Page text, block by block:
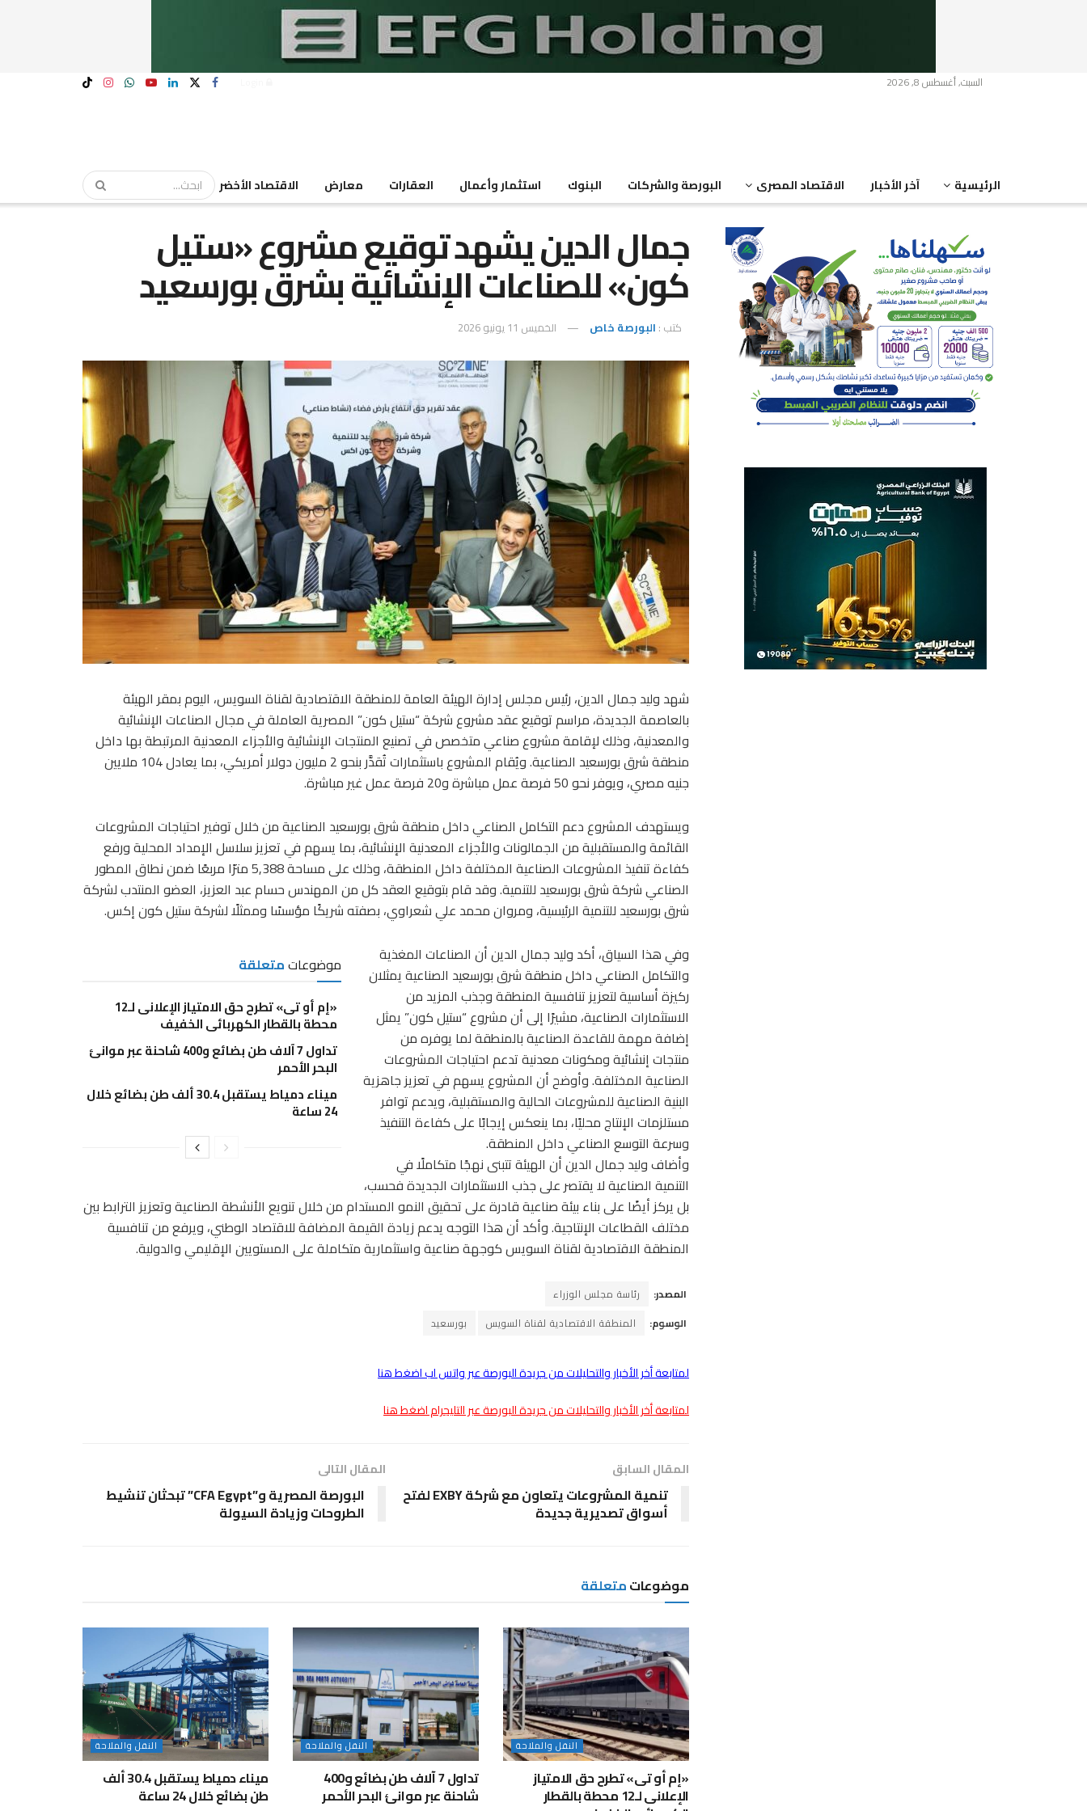
السبت, أغسطس 8, 2026
الرئيسية آخر الأخبار الاقتصاد المصرى البورصة والشركات البنوك استثمار وأعمال العقارات معارض الاقتصاد الأخضر
جمال الدين يشهد توقيع مشروع «ستيل
كون» للصناعات الإنشائية بشرق بورسعيد
كتب : البورصة خاص الخميس 11 يونيو 2026
شهد وليد جمال الدين، رئيس مجلس إدارة الهيئة العامة للمنطقة الاقتصادية لقناة السويس، اليوم بمقر الهيئة
بالعاصمة الجديدة، مراسم توقيع عقد مشروع شركة “ستيل كون” المصرية العاملة في مجال الصناعات الإنشائية
والمعدنية، وذلك لإقامة مشروع صناعي متخصص في تصنيع المنتجات الإنشائية والأجزاء المعدنية المرتبطة بها داخل
منطقة شرق بورسعيد الصناعية. ويُقام المشروع باستثمارات تُقدَّر بنحو 2 مليون دولار أمريكي، بما يعادل 104 ملايين
جنيه مصري، ويوفر نحو 50 فرصة عمل مباشرة و20 فرصة عمل غير مباشرة.
ويستهدف المشروع دعم التكامل الصناعي داخل منطقة شرق بورسعيد الصناعية من خلال توفير احتياجات المشروعات
القائمة والمستقبلية من الجمالونات والأجزاء المعدنية الإنشائية، بما يسهم في تعزيز سلاسل الإمداد المحلية ورفع
كفاءة تنفيذ المشروعات الصناعية المختلفة داخل المنطقة، وذلك على مساحة 5,388 مترًا مربعًا ضمن نطاق المطور
الصناعي شركة شرق بورسعيد للتنمية. وقد قام بتوقيع العقد كل من المهندس حسام عبد العزيز، العضو المنتدب لشركة
شرق بورسعيد للتنمية الرئيسية، ومروان محمد علي شعراوي، بصفته شريكًا مؤسسًا وممثلًا لشركة ستيل كون إكس.
موضوعاتمتعلقة
«إم أو تى» تطرح حق الامتياز الإعلانى لـ12
محطة بالقطار الكهربائى الخفيف
تداول 7 آلاف طن بضائع و400 شاحنة عبر موانئ
البحر الأحمر
ميناء دمياط يستقبل 30.4 ألف طن بضائع خلال
24 ساعة
وفي هذا السياق، أكد وليد جمال الدين أن الصناعات المغذية
والتكامل الصناعي داخل منطقة شرق بورسعيد الصناعية يمثلان
ركيزة أساسية لتعزيز تنافسية المنطقة وجذب المزيد من
الاستثمارات الصناعية، مشيرًا إلى أن مشروع “ستيل كون” يمثل
إضافة مهمة للقاعدة الصناعية بالمنطقة لما يوفره من
منتجات إنشائية ومكونات معدنية تدعم احتياجات المشروعات
الصناعية المختلفة. وأوضح أن المشروع يسهم في تعزيز جاهزية
البنية الصناعية للمشروعات الحالية والمستقبلية، ويدعم توافر
مستلزمات الإنتاج محليًا، بما ينعكس إيجابًا على كفاءة التنفيذ
وسرعة التوسع الصناعي داخل المنطقة.
وأضاف وليد جمال الدين أن الهيئة تتبنى نهجًا متكاملًا في
التنمية الصناعية لا يقتصر على جذب الاستثمارات الجديدة فحسب،
بل يركز أيضًا على بناء بيئة صناعية قادرة على تحقيق النمو المستدام من خلال تنويع الأنشطة الصناعية وتعزيز الترابط بين
مختلف القطاعات الإنتاجية. وأكد أن هذا التوجه يدعم زيادة القيمة المضافة للاقتصاد الوطني، ويرفع من تنافسية
المنطقة الاقتصادية لقناة السويس كوجهة صناعية واستثمارية متكاملة على المستويين الإقليمي والدولية.
المصدر:
رئاسة مجلس الوزراء
الوسوم:
المنطقة الاقتصادية لقناة السويس بورسعيد
لمتابعة أخر الأخبار والتحليلات من جريدة البورصة عبر واتس اب اضغط هنا
لمتابعة أخر الأخبار والتحليلات من جريدة البورصة عبر التليجرام اضغط هنا
المقال السابق
تنمية المشروعات يتعاون مع شركة EXBY لفتح
أسواق تصديرية جديدة
المقال التالى
البورصة المصرية و”CFA Egypt” تبحثان تنشيط
الطروحات وزيادة السيولة
موضوعاتمتعلقة
النقل والملاحة
«إم أو تى» تطرح حق الامتياز
الإعلانى لـ12 محطة بالقطار
النقل والملاحة
تداول 7 آلاف طن بضائع و400
شاحنة عبر موانئ البحر الأحمر
النقل والملاحة
ميناء دمياط يستقبل 30.4 ألف
طن بضائع خلال 24 ساعة